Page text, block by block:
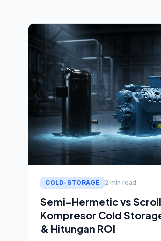
COLD-STORAGE 2 min read
Semi-Hermetic vs
Kompresor Cold
& Hitungan ROI